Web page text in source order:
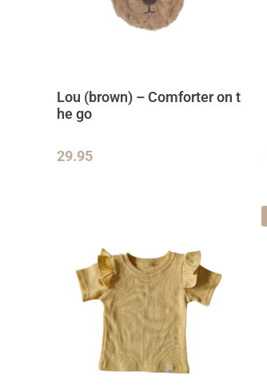
Lou (brown) – Comforter on t
he go
29.95